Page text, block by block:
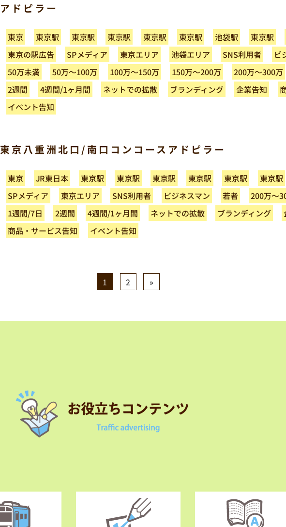
アドピラー
東京 東京駅 東京駅 東京駅 東京駅 東京駅 池袋駅 東京駅
東京の駅広告 SPメディア 東京エリア 池袋エリア SNS利用者 ビ
50万未満 50万～100万 100万～150万 150万～200万 200万～300万
2週間 4週間/1ヶ月間 ネットでの拡散 ブランディング 企業告知
イベント告知
東京八重洲北口/南口コンコースアドピラー
東京 JR東日本 東京駅 東京駅 東京駅 東京駅 東京駅 東京駅
SPメディア 東京エリア SNS利用者 ビジネスマン 若者 200万～
1週間/7日 2週間 4週間/1ヶ月間 ネットでの拡散 ブランディング
商品・サービス告知 イベント告知
1 2 »